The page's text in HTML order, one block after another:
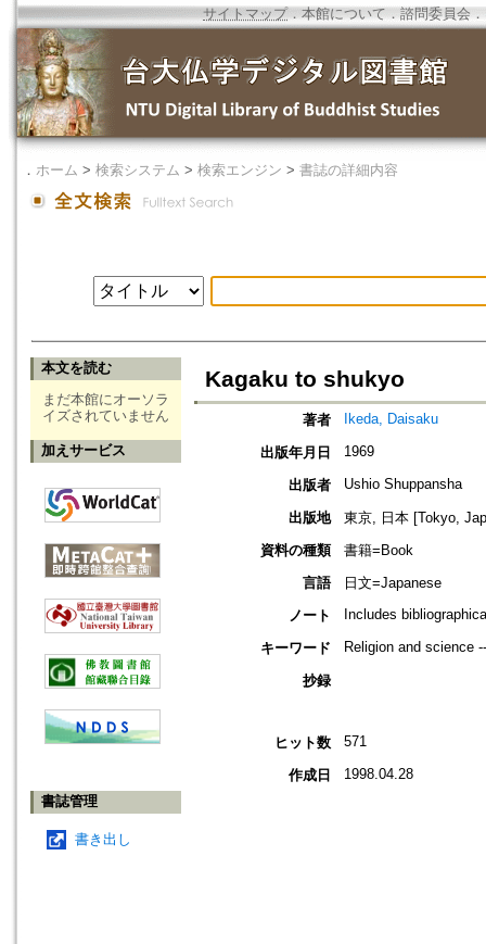
サイトマップ．本館について ． 諮問委員会 ．
． ホーム > 検索システム > 検索エンジン > 書誌の詳細内容
本文を読む
まだ本館にオーソラ
イズされていません
加えサービス
書誌管理
書き出し
Kagaku to shukyo
著者 Ikeda, Daisaku
出版年月日 1969
出版者 Ushio Shuppansha
出版地
東京, 日本 [Tokyo,
資料の種類
書籍=Book
言語
日文=Japanese
ノート
Includes
キーワード Religion and science
抄録
ヒット数 571
作成日 1998.04.28